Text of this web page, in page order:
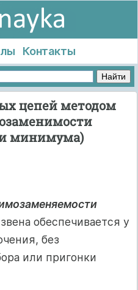
Контакты
цепей методом
минимума)
обеспечивается у
без
или пригонки